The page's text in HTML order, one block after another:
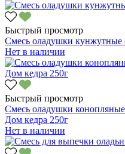
Быстрый просмотр
Смесь оладушки кунжутные
Нет в наличии
Быстрый просмотр
Смесь оладушки
Дом кедра 250г
Нет в наличии